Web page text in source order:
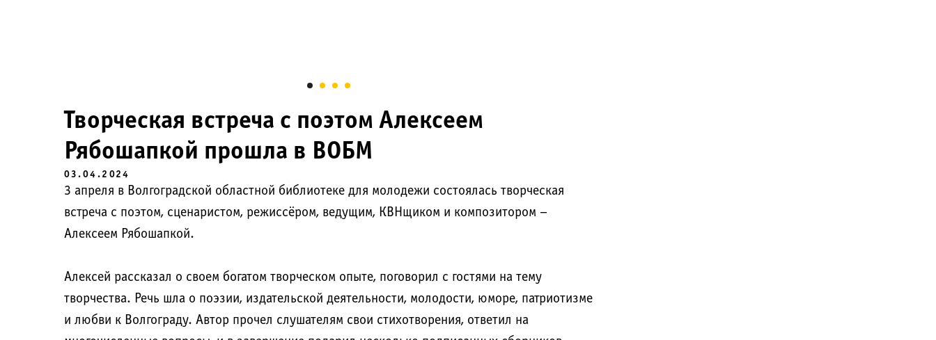
Творческая встреча с поэтом Алексеем
Рябошапкой прошла в ВОБМ
03.04.2024
3 апреля в Волгоградской областной библиотеке для молодежи состоялась творческая
встреча с поэтом, сценаристом, режиссёром, ведущим, КВНщиком и композитором –
Алексеем Рябошапкой.
Алексей рассказал о своем богатом творческом опыте, поговорил с гостями на тему
творчества. Речь шла о поэзии, издательской деятельности, молодости, юморе, патриотизме
и любви к Волгограду. Автор прочел слушателям свои стихотворения, ответил на